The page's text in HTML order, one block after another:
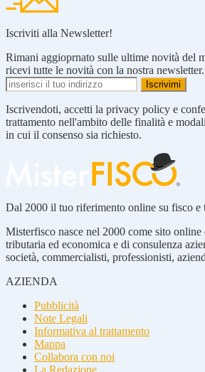
Iscriviti alla Newsletter!
Rimani aggioprnato sulle ultime novità del
ricevi tutte le novità con la nostra newsletter.
Iscrivendoti, accetti la privacy policy e
trattamento nell'ambito delle finalità e
in cui il consenso sia richiesto.
Dal 2000 il tuo riferimento online su fisco e
Misterfisco nasce nel 2000 come sito
tributaria ed economica e di consulenza
società, commercialisti, professionisti,
AZIENDA
Pubblicità
Note Legali
Informativa al trattamento
Mappa
Collabora con noi
La Redazione